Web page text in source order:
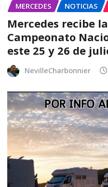
MERCEDES
NOTICIAS
Mercedes recibe
Campeonato
este 25 y 26 de
NevilleCharbonnier